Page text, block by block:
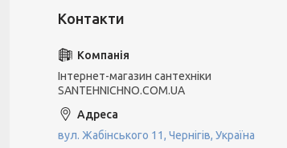
Інтернет-магазин сантехніки
SANTEHNICHNO.COM.UA
вул. Жабінського 11, Чернігів, Україна